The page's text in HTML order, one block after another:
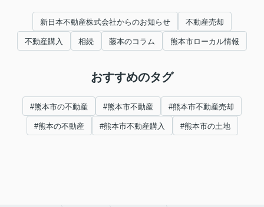
新日本不動産株式会社からのお知らせ 不動産売却
不動産購入 相続 藤本のコラム 熊本市ローカル情報
おすすめのタグ
#熊本市の不動産 #熊本市不動産 #熊本市不動産売却
#熊本の不動産 #熊本市不動産購入 #熊本市の土地